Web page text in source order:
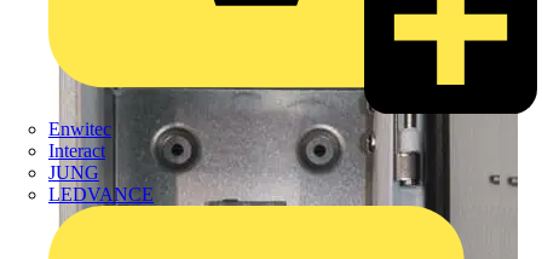
Enwitec
Interact
JUNG
LEDVANCE